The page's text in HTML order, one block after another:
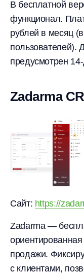
В бесплатной
функционал.
рублей в месяц
пользователей).
предусмотрен
Zadarma
Сайт: https://
Zadarma —
продажи.
с клиентами,